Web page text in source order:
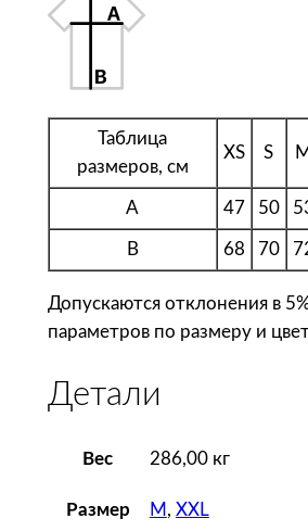
у
п
о
P
r
n
Таблица
размеров, см
XS S M
A 47 50
B 68 70
Допускаются отклонения в
параметров по размеру и
Детали
Вес 286,00 кг
Размер M , XXL